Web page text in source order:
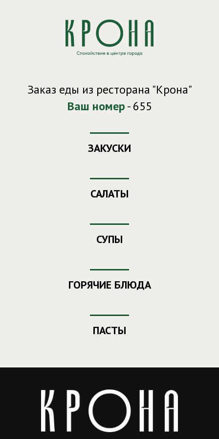
Заказ еды из ресторана "Крона"
Ваш номер- 655
ЗАКУСКИ
САЛАТЫ
СУПЫ
ГОРЯЧИЕ БЛЮДА
ПАСТЫ